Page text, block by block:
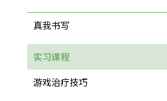
真我书写
实习课程
游戏治疗技巧